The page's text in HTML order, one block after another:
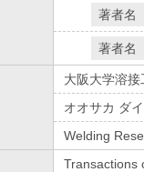
著者名
著者名
大阪大学溶
オオサカ ダ
Welding
Transactions